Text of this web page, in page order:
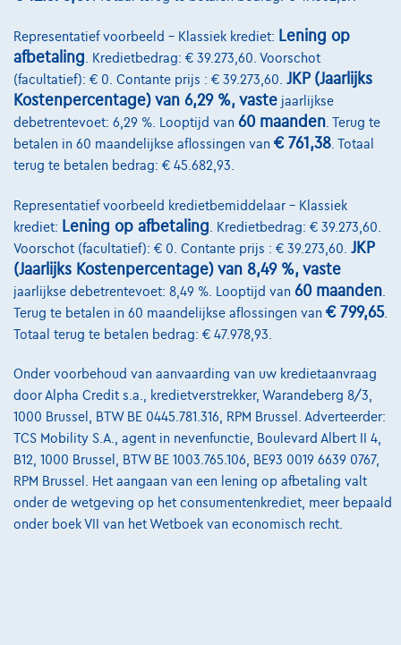
Mercedes-Benz C 180 Limousine Carplay + Verwarmde zetels
52.286 km Automaat 125 kW ( 170 PK )
€34.950 ✓BTW aftrekbaar
Vanaf€527,73/maandmet een laatste maandaflossing
van €11.012,73
8790 Waregem,Ghistelinck Waregem
Vergelijk
Bekijk wagen
Representatief voorbeeld – Klassiek krediet: Lening op
afbetaling . Kredietbedrag: € 39.273,60. Voorschot
(facultatief): € 0. Contante prijs : € 39.273,60. JKP (Jaarlijks
Kostenpercentage) van 6,29 %, vaste jaarlijkse
debetrentevoet: 6,29 %. Looptijd van 60 maanden . Terug te
betalen in 60 maandelijkse aflossingen van € 761,38 . Totaal
terug te betalen bedrag: € 45.682,93.
Representatief voorbeeld kredietbemiddelaar – Klassiek
krediet: Lening op afbetaling . Kredietbedrag: € 39.273,60.
Voorschot (facultatief): € 0. Contante prijs : € 39.273,60. JKP
(Jaarlijks Kostenpercentage) van 8,49 %, vaste
jaarlijkse debetrentevoet: 8,49 %. Looptijd van 60 maanden
Terug te betalen in 60 maandelijkse aflossingen van € 799,65.
Totaal terug te betalen bedrag: € 47.978,93.
Onder voorbehoud van aanvaarding van uw kredietaanvraag
door Alpha Credit s.a., kredietverstrekker, Warandeberg 8/3,
1000 Brussel, BTW BE 0445.781.316, RPM Brussel. Adverteerder:
TCS Mobility S.A., agent in nevenfunctie, Boulevard Albert II 4,
B12, 1000 Brussel, BTW BE 1003.765.106, BE93 0019 6639 0767,
RPM Brussel. Het aangaan van een lening op afbetaling valt
onder de wetgeving op het consumentenkrediet, meer bepaald
onder boek VII van het Wetboek van economisch recht.